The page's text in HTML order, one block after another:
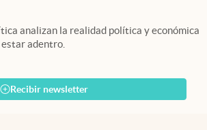
analizan la realidad política y económica
estar adentro.
Recibir newsletter